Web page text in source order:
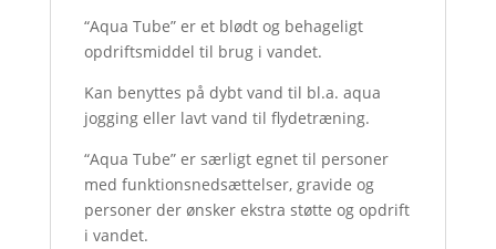
“Aqua Tube” er et blødt og behageligt
opdriftsmiddel til brug i vandet.
Kan benyttes på dybt vand til bl.a. aqua
jogging eller lavt vand til flydetræning.
“Aqua Tube” er særligt egnet til personer
med funktionsnedsættelser, gravide og
personer der ønsker ekstra støtte og opdrift
i vandet.